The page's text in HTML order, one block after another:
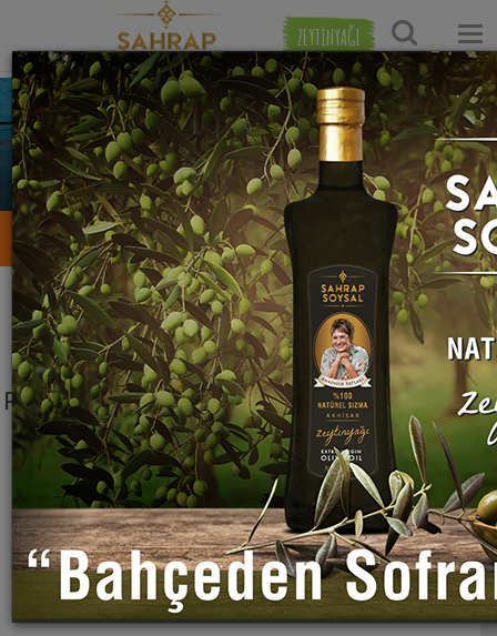
ZEYTİNYAĞI
Serap Akbal
0 16 0
Tarifleri Yaptığı Tarifler Favori Tarifleri Takip Ettikleri
Paylaştığı hiç tarif yok ama olsa iyi olurdu:(